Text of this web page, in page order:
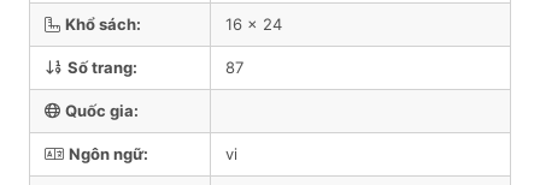
Khổ sách: 16 x 24
Số trang: 87
Quốc gia:
Ngôn ngữ: vi